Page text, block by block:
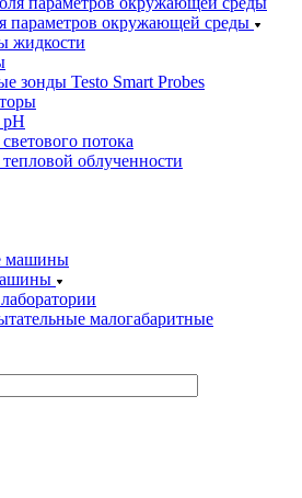
параметров окружающей среды
жидкости
зонды Testo Smart Probes
pH
потока
облученности
малогабаритные